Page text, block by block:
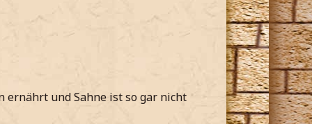
ernährt und Sahne ist so gar nicht